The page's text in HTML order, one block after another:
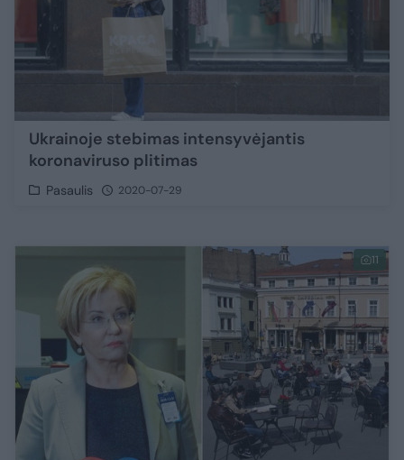
Ukrainoje stebimas intensyvėjantis
koronaviruso plitimas
Pasaulis 2020-07-29
11